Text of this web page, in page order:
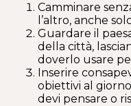
Camminare
l’altro, anche
Guardare il
della città,
doverlo usare
Inserire
obiettivi al
devi pensare o